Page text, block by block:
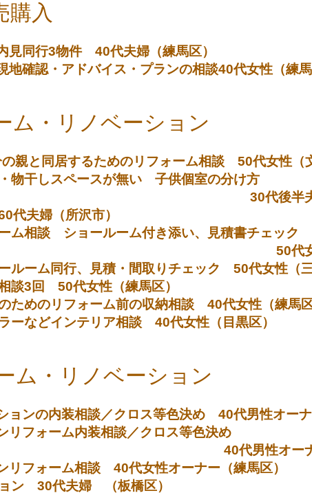
購入
見同行3物件 40代夫婦（練馬区）
確認・アドバイス・プランの相談40代女性（練馬
ム・リノベーション
親と同居するためのリフォーム相談 50代女性（
物干しスペースが無い 子供個室の分け方
夫婦（横浜
代夫婦（所沢市）
ム相談 ショールーム付き添い、見積書チェック
性（三鷹
ルーム同行、見積・間取りチェック 50代女性（三
談3回 50代女性（練馬区）
めのリフォーム前の収納相談 40代女性（練馬区
などインテリア相談 40代女性（目黒区）
ム・リノベーション
ョンの内装相談／クロス等色決め 40代男性オーナ
リフォーム内装相談／クロス等色決め
ーナー（所沢
リフォーム相談 40代女性オーナー（練馬区）
ン 30代夫婦 （板橋区）